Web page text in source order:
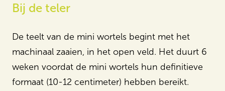
Bij de teler
De teelt van de mini wortels begint met het
machinaal zaaien, in het open veld. Het duurt 6
weken voordat de mini wortels hun definitieve
formaat (10-12 centimeter) hebben bereikt.